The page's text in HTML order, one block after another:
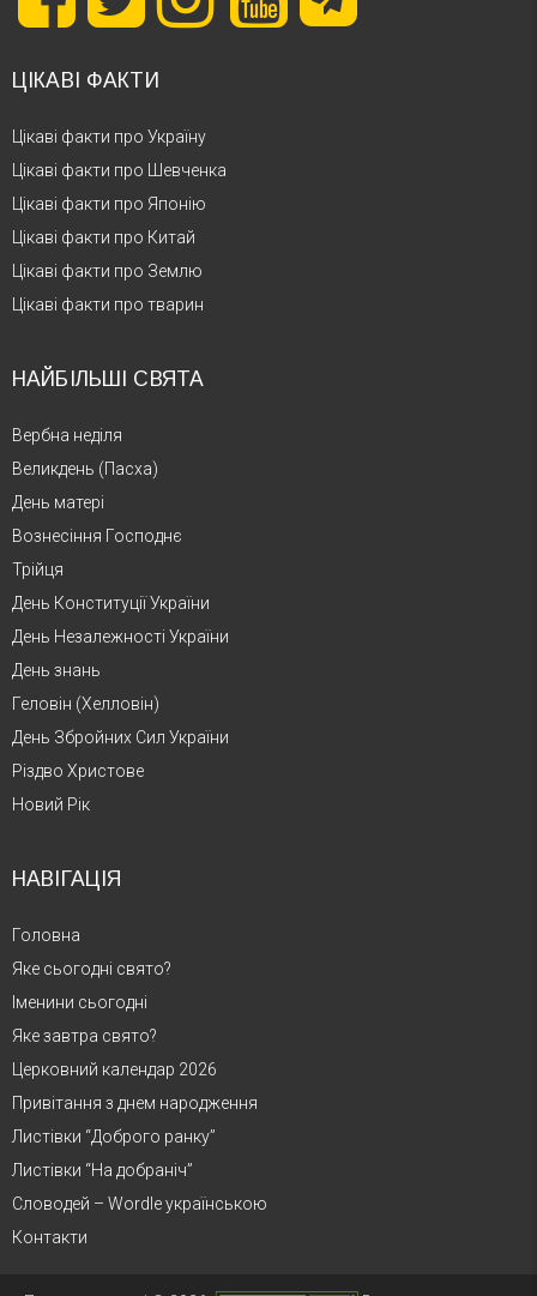
ЦІКАВІ ФАКТИ
Цікаві факти про Україну
Цікаві факти про Шевченка
Цікаві факти про Японію
Цікаві факти про Китай
Цікаві факти про Землю
Цікаві факти про тварин
НАЙБІЛЬШІ СВЯТА
Вербна неділя
Великдень (Пасха)
День матері
Вознесіння Господнє
Трійця
День Конституції України
День Незалежності України
День знань
Геловін (Хелловін)
День Збройних Сил України
Різдво Христове
Новий Рік
НАВІГАЦІЯ
Головна
Яке сьогодні свято?
Іменини сьогодні
Яке завтра свято?
Церковний календар 2026
Привітання з днем народження
Листівки “Доброго ранку”
Листівки “На добраніч”
Словодей – Wordle українською
Контакти